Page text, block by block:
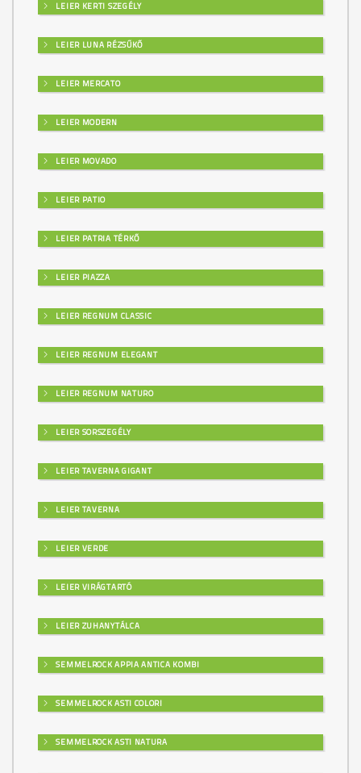
LEIER KERTI SZEGÉLY
LEIER LUNA RÉZSŰKŐ
LEIER MERCATO
LEIER MODERN
LEIER MOVADO
LEIER PATIO
LEIER PATRIA TÉRKŐ
LEIER PIAZZA
LEIER REGNUM CLASSIC
LEIER REGNUM ELEGANT
LEIER REGNUM NATURO
LEIER SORSZEGÉLY
LEIER TAVERNA GIGANT
LEIER TAVERNA
LEIER VERDE
LEIER VIRÁGTARTÓ
LEIER ZUHANYTÁLCA
SEMMELROCK APPIA ANTICA KOMBI
SEMMELROCK ASTI COLORI
SEMMELROCK ASTI NATURA